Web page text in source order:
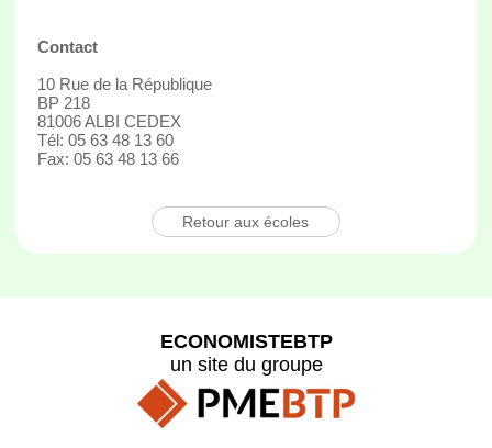
Contact
10 Rue de la République
BP 218
81006 ALBI CEDEX
Tél: 05 63 48 13 60
Fax: 05 63 48 13 66
Retour aux écoles
ECONOMISTEBTP
un site du groupe